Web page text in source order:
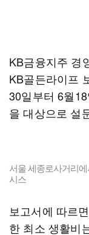
KB금융지주 경
KB골든라이프
30일부터 6월
을 대상으로 설
서울 세종로사거리
시스
보고서에 따르
한 최소 생활비